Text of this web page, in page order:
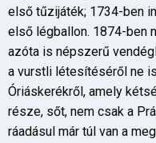
első tűzijáték; 1734-ben
első légballon. 1874-ben
azóta is népszerű
a vurstli létesítéséről ne
Óriáskerékről, amely
része, sőt, nem csak a
ráadásul már túl van a